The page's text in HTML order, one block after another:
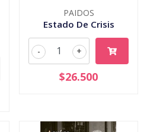
PAIDOS
Estado De Crisis
+
-
$26.500